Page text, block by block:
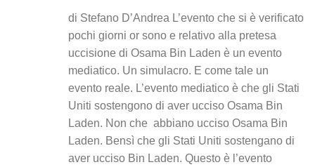
di Stefano D’Andrea L’evento che si è verificato
pochi giorni or sono e relativo alla pretesa
uccisione di Osama Bin Laden è un evento
mediatico. Un simulacro. E come tale un
evento reale. L’evento mediatico è che gli Stati
Uniti sostengono di aver ucciso Osama Bin
Laden. Non che abbiano ucciso Osama Bin
Laden. Bensì che gli Stati Uniti sostengano di
aver ucciso Bin Laden. Questo è l’evento